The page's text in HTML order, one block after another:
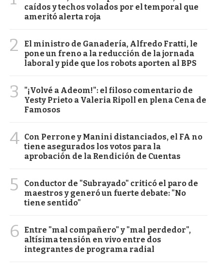
caídos y techos volados por el temporal que
ameritó alerta roja
2
El ministro de Ganadería, Alfredo Fratti, le
pone un freno a la reducción de la jornada
laboral y pide que los robots aporten al BPS
3
"¡Volvé a Adeom!": el filoso comentario de
Yesty Prieto a Valeria Ripoll en plena Cena de
Famosos
4 Con Perrone y Manini distanciados, el FA no
tiene asegurados los votos para la
aprobación de la Rendición de Cuentas
5
Conductor de "Subrayado" criticó el paro de
maestros y generó un fuerte debate: "No
tiene sentido"
6
Entre "mal compañero" y "mal perdedor",
altísima tensión en vivo entre dos
integrantes de programa radial